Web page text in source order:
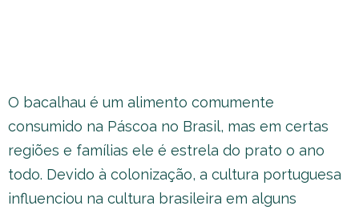
O bacalhau é um alimento comumente
consumido na Páscoa no Brasil, mas em certas
regiões e famílias ele é estrela do prato o ano
todo. Devido à colonização, a cultura portuguesa
influenciou na cultura brasileira em alguns